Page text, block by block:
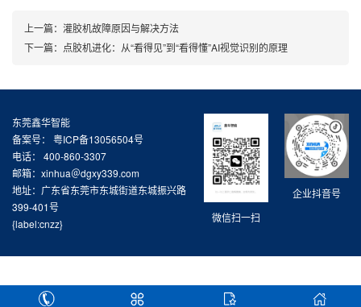
上一篇： 灌胶机故障原因与解决方法
下一篇： 点胶机进化：从“看得见”到“看得懂”AI视觉识别的原理
企业抖音号
微信扫一扫
东莞鑫华智能
备案号： 粤ICP备13056504号
电话： 400-860-3307
邮箱：xinhua＠dgxy339.com
地址：广东省东莞市东城街道东城振兴路
399-401号
{label:cnzz}